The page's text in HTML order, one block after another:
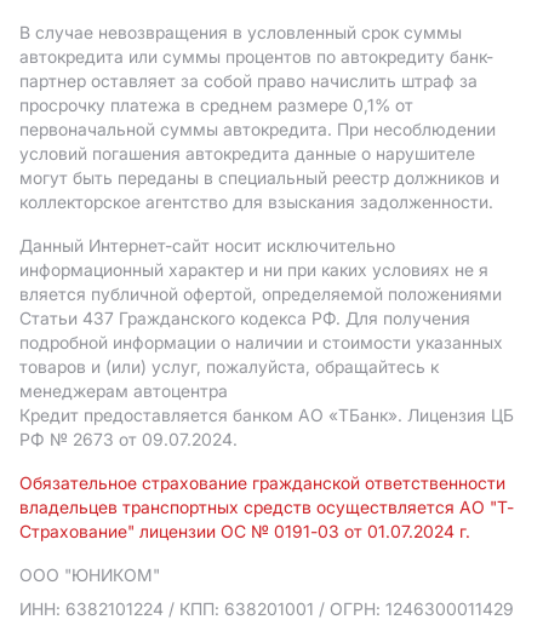
В случае невозвращения в условленный срок суммы
автокредита или суммы процентов по автокредиту банк-
партнер оставляет за собой право начислить штраф за
просрочку платежа в среднем размере 0,1% от
первоначальной суммы автокредита. При несоблюдении
условий погашения автокредита данные о нарушителе
могут быть переданы в специальный реестр должников и
коллекторское агентство для взыскания задолженности.
Данный Интернет-сайт носит исключительно
информационный характер и ни при каких условиях не я
вляется публичной офертой, определяемой положениями
Статьи 437 Гражданского кодекса РФ. Для получения
подробной информации о наличии и стоимости указанных
товаров и (или) услуг, пожалуйста, обращайтесь к
менеджерам автоцентра
Кредит предоставляется банком АO «ТБанк». Лицензия ЦБ
РФ № 2673 от 09.07.2024.
Обязательное страхование гражданской ответственности
владельцев транспортных средств осуществляется АО "Т-
Страхование" лицензии ОС № 0191-03 от 01.07.2024 г.
ООО "ЮНИКОМ"
ИНН: 6382101224 / КПП: 638201001 / ОГРН: 1246300011429